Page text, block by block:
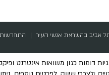
אביב בהשראת אנשי העיר